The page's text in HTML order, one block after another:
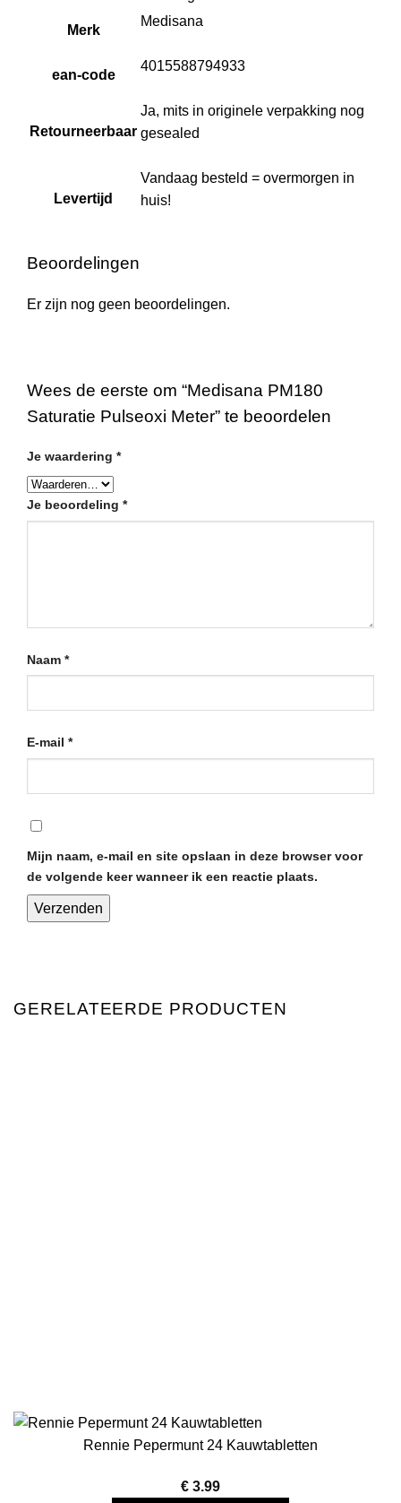
Merk
Medisana
ean-code
4015588794933
Retourneerbaar
Ja, mits in originele verpakking nog
gesealed
Levertijd
Vandaag besteld = overmorgen in
huis!
Beoordelingen
Er zijn nog geen beoordelingen.
Wees de eerste om “Medisana PM180
Saturatie Pulseoxi Meter” te beoordelen
Je waardering *
Je beoordeling *
Naam *
E-mail *
Mijn naam, e-mail en site opslaan in deze browser voor
de volgende keer wanneer ik een reactie plaats.
GERELATEERDE PRODUCTEN
Rennie Pepermunt 24 Kauwtabletten
€ 3.99